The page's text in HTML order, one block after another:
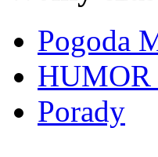
Pogoda
HUMOR
Porady